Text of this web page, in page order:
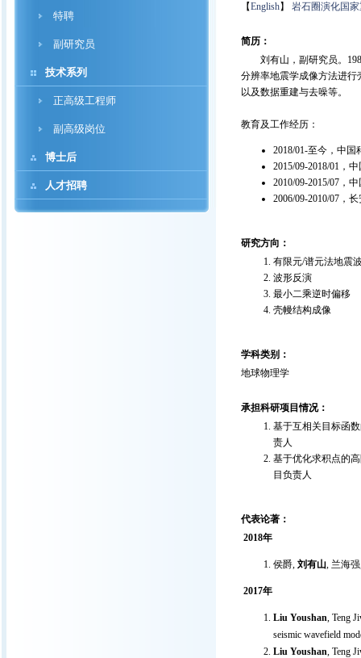
特聘
副研究员
技术系列
正高级工程师
副高级岗位
博士后
人才招聘
【English】 岩石圈演化国
简历：
刘有山，副研究员。
分辨率地震学成像方法进
以及数据重建与去噪等。
教育及工作经历：
2018/01-至今，中
2015/09-2018/01，
2010/09-2015/07，
2006/09-2010/07，
研究方向：
有限元/谱元法地震
波形反演
最小二乘逆时偏移
壳幔结构成像
学科类别：
地球物理学
承担科研项目情况：
基于互相关目标函
责人
基于优化求积点的
目负责人
代表论著：
2018年
侯爵, 刘有山, 兰海
2017年
Liu Youshan, Teng
seismic wavefield
Liu Youshan, Teng